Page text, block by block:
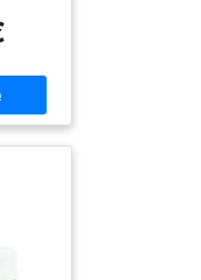
de
guise
de